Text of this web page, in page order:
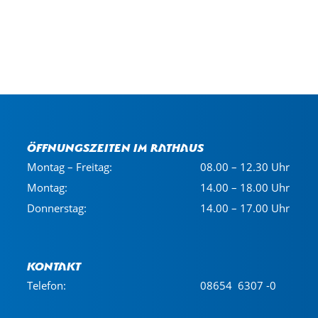
Öffnungszeiten im Rathaus
Montag – Freitag:
08.00 – 12.30 Uhr
Montag:
14.00 – 18.00 Uhr
Donnerstag:
14.00 – 17.00 Uhr
Kontakt
Telefon: 08654 6307 -0